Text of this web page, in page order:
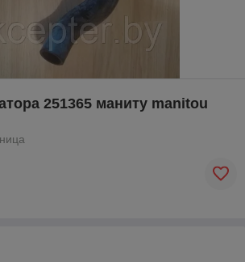
251365 маниту manitou